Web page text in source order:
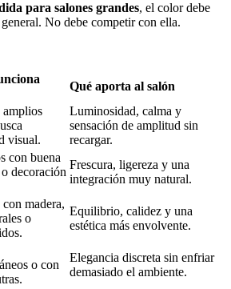
para salones grandes, el color debe
No debe competir con ella.
Qué aporta al salón
amplios
visual.
Luminosidad, calma y
sensación de amplitud sin
recargar.
con buena
decoración
Frescura, ligereza y una
integración muy natural.
madera,
o
Equilibrio, calidez y una
estética más envolvente.
o con
Elegancia discreta sin enfriar
demasiado el ambiente.